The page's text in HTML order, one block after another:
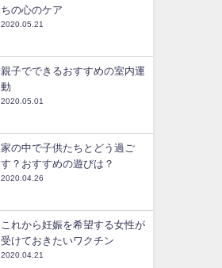
ちの心のケア
2020.05.21
親子でできるおすすめの室内運
動
2020.05.01
家の中で子供たちとどう過ご
す？おすすめの遊びは？
2020.04.26
これから妊娠を希望する女性が
受けておきたいワクチン
2020.04.21